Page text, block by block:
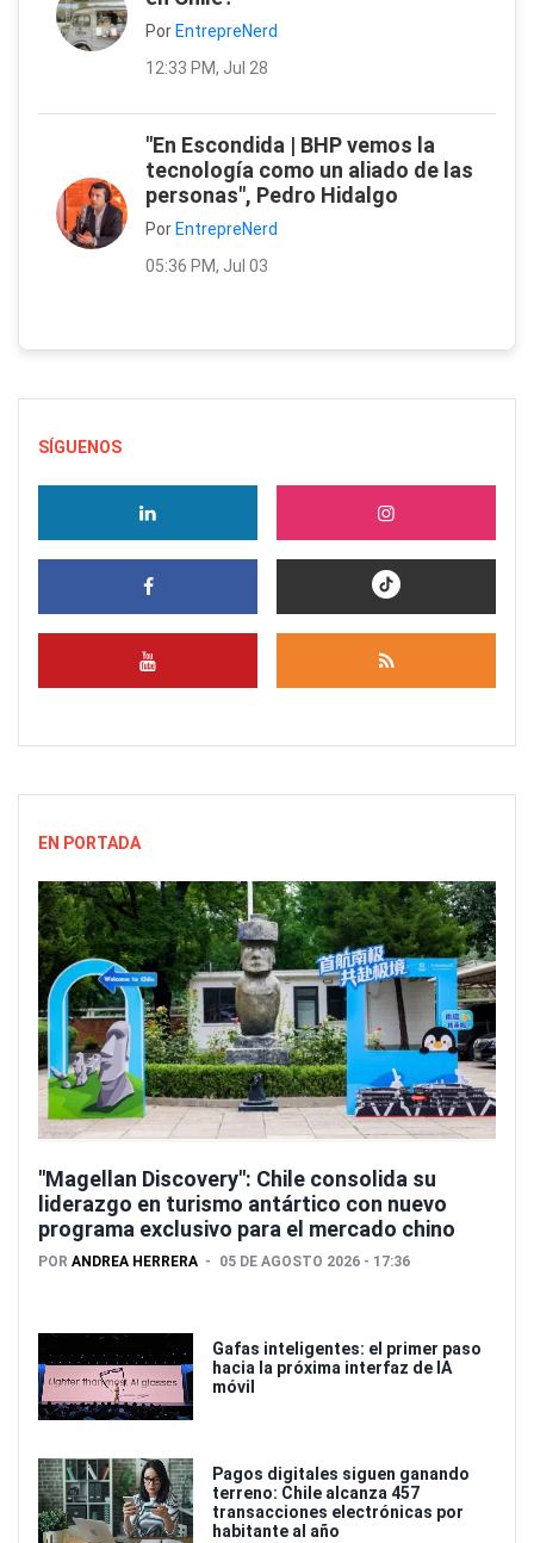
Por EntrepreNerd
12:33 PM, Jul 28
"En Escondida | BHP vemos la
tecnología como un aliado de las
personas", Pedro Hidalgo
Por EntrepreNerd
05:36 PM, Jul 03
SÍGUENOS
EN PORTADA
"Magellan Discovery": Chile consolida su
liderazgo en turismo antártico con nuevo
programa exclusivo para el mercado chino
POR ANDREA HERRERA 05 DE AGOSTO 2026 - 17:36
Gafas inteligentes: el primer paso
hacia la próxima interfaz de IA
móvil
Pagos digitales siguen ganando
terreno: Chile alcanza 457
transacciones electrónicas por
habitante al año